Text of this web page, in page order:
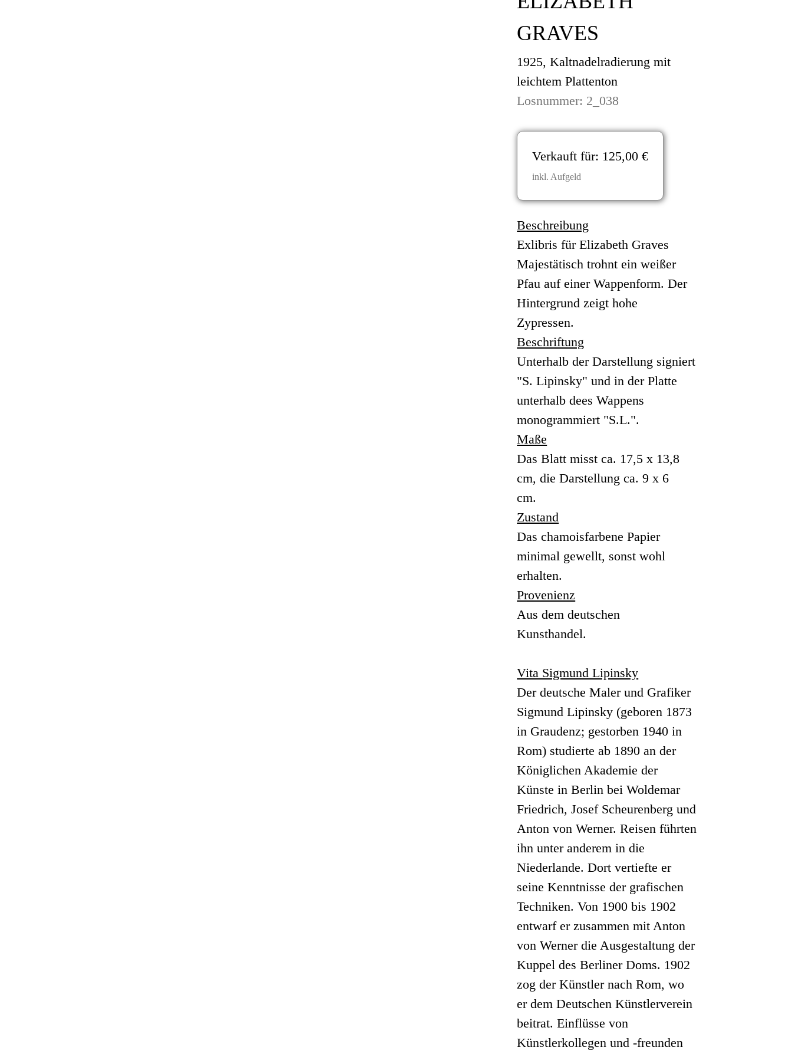
GRAVES
1925, Kaltnadelradierung mit
leichtem Plattenton
Losnummer: 2_038
Verkauft für: 125,00 €
inkl. Aufgeld
Beschreibung
Exlibris für Elizabeth Graves
Majestätisch trohnt ein weißer
Pfau auf einer Wappenform. Der
Hintergrund zeigt hohe
Zypressen.
Beschriftung
Unterhalb der Darstellung signiert
"S. Lipinsky" und in der Platte
unterhalb dees Wappens
monogrammiert "S.L.".
Maße
Das Blatt misst ca. 17,5 x 13,8
cm, die Darstellung ca. 9 x 6
cm.
Zustand
Das chamoisfarbene Papier
minimal gewellt, sonst wohl
erhalten.
Provenienz
Aus dem deutschen
Kunsthandel.
Vita Sigmund Lipinsky
Der deutsche Maler und Grafiker
Sigmund Lipinsky (geboren 1873
in Graudenz; gestorben 1940 in
Rom) studierte ab 1890 an der
Königlichen Akademie der
Künste in Berlin bei Woldemar
Friedrich, Josef Scheurenberg und
Anton von Werner. Reisen führten
ihn unter anderem in die
Niederlande. Dort vertiefte er
seine Kenntnisse der grafischen
Techniken. Von 1900 bis 1902
entwarf er zusammen mit Anton
von Werner die Ausgestaltung der
Kuppel des Berliner Doms. 1902
zog der Künstler nach Rom, wo
er dem Deutschen Künstlerverein
beitrat. Einflüsse von
Künstlerkollegen und -freunden